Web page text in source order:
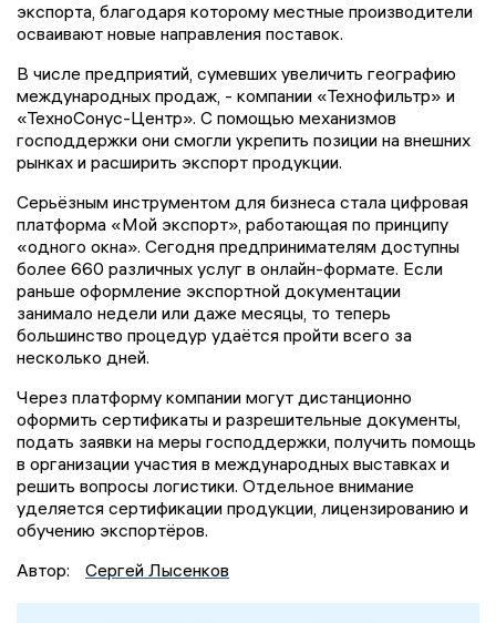
экспорта, благодаря которому местные производители
осваивают новые направления поставок.
В числе предприятий, сумевших увеличить географию
международных продаж, - компании «Технофильтр» и
«ТехноСонус-Центр». С помощью механизмов
господдержки они смогли укрепить позиции на внешних
рынках и расширить экспорт продукции.
Серьёзным инструментом для бизнеса стала цифровая
платформа «Мой экспорт», работающая по принципу
«одного окна». Сегодня предпринимателям доступны
более 660 различных услуг в онлайн-формате. Если
раньше оформление экспортной документации
занимало недели или даже месяцы, то теперь
большинство процедур удаётся пройти всего за
несколько дней.
Через платформу компании могут дистанционно
оформить сертификаты и разрешительные документы,
подать заявки на меры господдержки, получить помощь
в организации участия в международных выставках и
решить вопросы логистики. Отдельное внимание
уделяется сертификации продукции, лицензированию и
обучению экспортёров.
Автор:
Сергей Лысенков